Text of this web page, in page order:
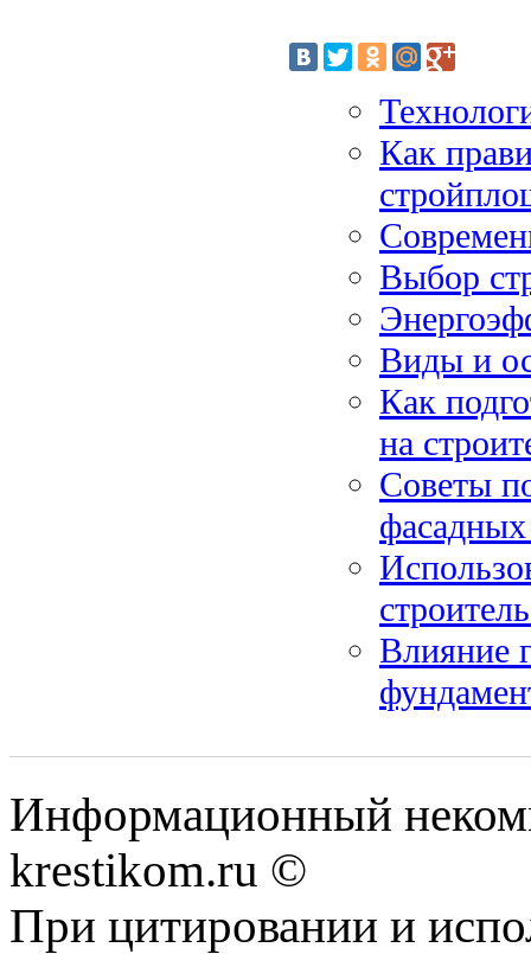
Как
Выбор
Виды и
Как
на
Советы
Влияние
Информационный
krestikom.ru ©
При цитировании и